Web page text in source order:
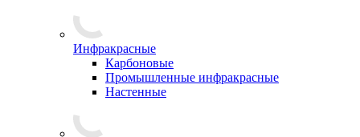
Инфракрасные
Карбоновые
Промышленные инфракрасные
Настенные